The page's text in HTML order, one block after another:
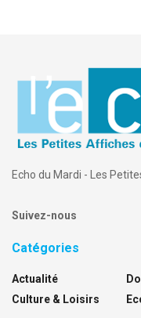
Echo du Mardi - Les
Suivez-nous
Catégories
Actualité
Culture & Loisirs